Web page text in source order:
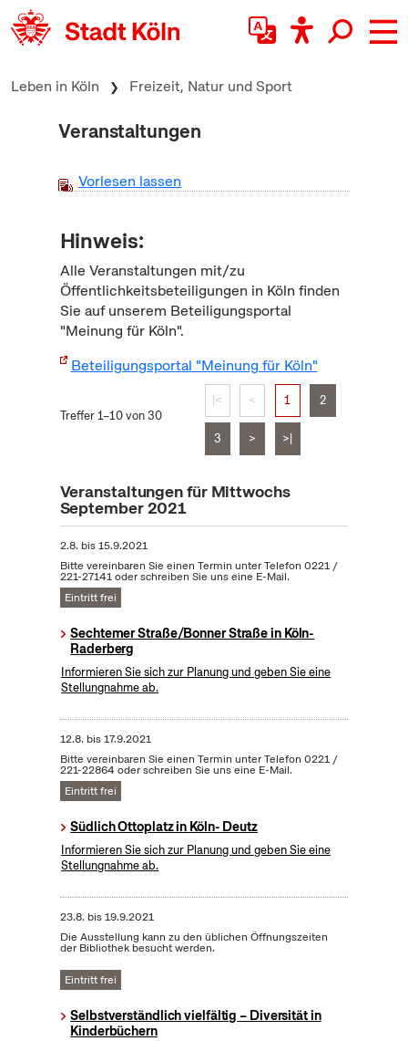
zum Inhalt springen
Leben in Köln Freizeit, Natur und Sport
Veranstaltungen
Vorlesen lassen
Hinweis:
Alle Veranstaltungen mit/zu
Öffentlichkeitsbeteiligungen in Köln finden
Sie auf unserem Beteiligungsportal
"Meinung für Köln".
Beteiligungsportal "Meinung für Köln"
Treffer 1–10 von 30
|< < 1 2
3 > >|
Veranstaltungen für Mittwochs
September 2021
2.8. bis15.9.2021
Bitte vereinbaren Sie einen Termin unter Telefon 0221 /
221-27141 oder schreiben Sie uns eine E-Mail.
Eintritt frei
Sechtemer Straße/Bonner Straße in Köln-
Raderberg
Informieren Sie sich zur Planung und geben Sie eine
Stellungnahme ab.
12.8. bis17.9.2021
Bitte vereinbaren Sie einen Termin unter Telefon 0221 /
221-22864 oder schreiben Sie uns eine E-Mail.
Eintritt frei
Südlich Ottoplatz in Köln- Deutz
Informieren Sie sich zur Planung und geben Sie eine
Stellungnahme ab.
23.8. bis19.9.2021
Die Ausstellung kann zu den üblichen Öffnungszeiten
der Bibliothek besucht werden.
Eintritt frei
Selbstverständlich vielfältig – Diversität in
Kinderbüchern